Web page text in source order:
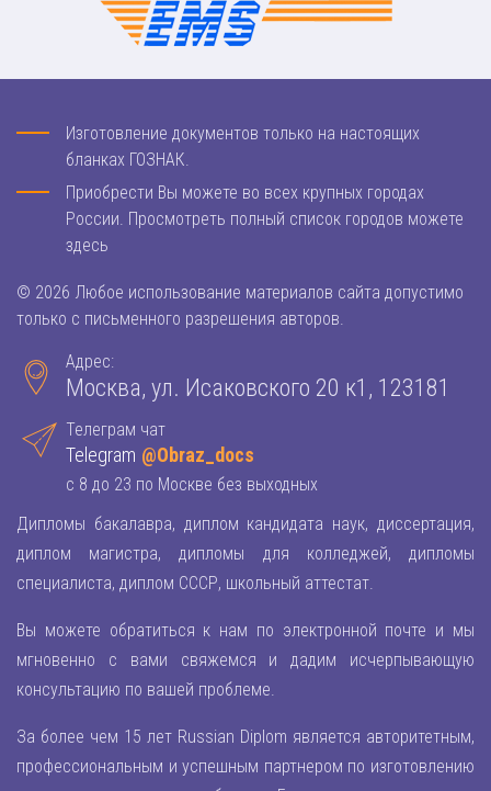
Изготовление документов только на настоящих
бланках ГОЗНАК.
Приобрести Вы можете во всех крупных городах
России. Просмотреть полный список городов можете
здесь
© 2026 Любое использование материалов сайта допустимо
только с письменного разрешения авторов.
Адрес:
Москва, ул. Исаковского 20 к1, 123181
Телеграм чат
Telegram @Obraz_docs
с 8 до 23 по Москве без выходных
Дипломы бакалавра, диплом кандидата наук, диссертация,
диплом магистра, дипломы для колледжей, дипломы
специалиста, диплом СССР, школьный аттестат.
Вы можете обратиться к нам по электронной почте и мы
мгновенно с вами свяжемся и дадим исчерпывающую
консультацию по вашей проблеме.
За более чем 15 лет Russian Diplom является авторитетным,
профессиональным и успешным партнером по изготовлению